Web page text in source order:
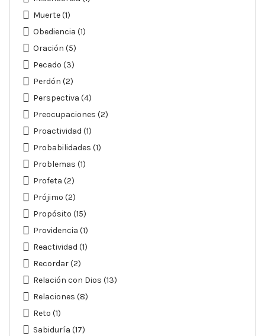
Muerte(1)
Obediencia (1)
Oración (5)
Pecado (3)
Perdón (2)
Perspectiva (4)
Preocupaciones (2)
Proactividad (1)
Probabilidades (1)
Problemas (1)
Profeta (2)
Prójimo (2)
Propósito (15)
Providencia (1)
Reactividad (1)
Recordar(2)
Relación con Dios (13)
Relaciones (8)
Reto (1)
Sabiduría (17)